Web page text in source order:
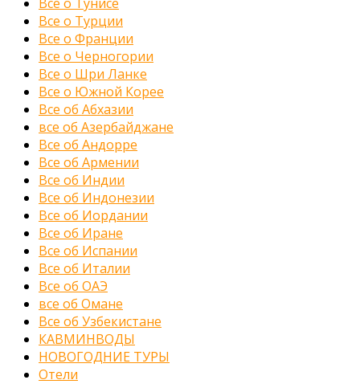
Все о Турции
Все о Франции
Все о Черногории
Все о Шри Ланке
Все о Южной Корее
Все об Абхазии
все об Азербайджане
Все об Андорре
Все об Армении
Все об Индии
Все об Индонезии
Все об Иордании
Все об Иране
Все об Испании
Все об Италии
Все об ОАЭ
все об Омане
Все об Узбекистане
КАВМИНВОДЫ
НОВОГОДНИЕ ТУРЫ
Отели